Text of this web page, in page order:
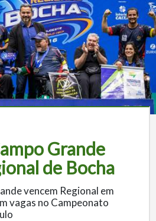
Grande
de Bocha
vencem Regional em
vagas no Campeonato